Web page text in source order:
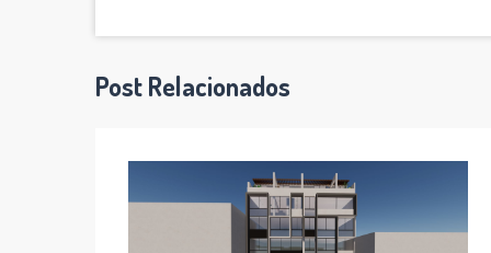
Post Relacionados